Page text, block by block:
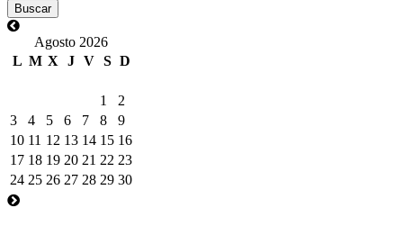
Agosto 2026
L M X J V S D
1
2
3
4 5 6 7 8
9
10 11 12 13 14 15 16
17 18 19 20 21 22 23
24 25 26 27 28 29 30